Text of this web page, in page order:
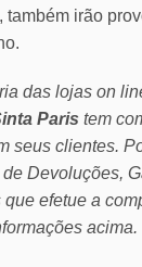
também irão
das lojas on
Paris tem
seus clientes.
Devoluções,
efetue a
acima.